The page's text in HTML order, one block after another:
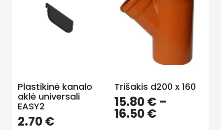
Plastikinė kanalo
aklė universali
EASY2
2.70€
Trišakis d200 x 160
15.80€ –
16.50€Price